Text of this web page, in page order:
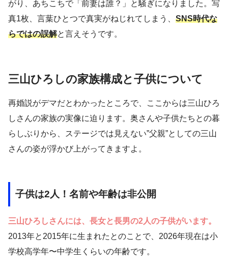
がり、あちこちで「前妻は誰？」と騒ぎになりました。写
真1枚、言葉ひとつで真実がねじれてしまう、 SNS時代な
らではの誤解と言えそうです。
三山ひろしの家族構成と子供について
再婚説がデマだとわかったところで、ここからは三山ひろ
しさんの家族の実像に迫ります。奥さんや子供たちとの暮
らしぶりから、ステージでは見えない”父親”としての三山
さんの姿が浮かび上がってきますよ。
子供は2人！名前や年齢は非公開
三山ひろしさんには、長女と長男の2人の子供がいます。
2013年と2015年に生まれたとのことで、2026年現在は小
学校高学年〜中学生くらいの年齢です。